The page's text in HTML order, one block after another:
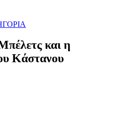
και η
Κάστανου